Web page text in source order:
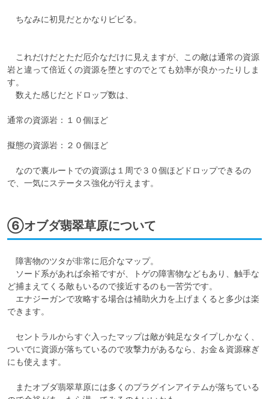
ちなみに初見だとかなりビビる。
これだけだとただ厄介なだけに見えますが、この敵は通常の資源
岩と違って倍近くの資源を堕とすのでとても効率が良かったりしま
す。
数えた感じだとドロップ数は、
通常の資源岩：１０個ほど
擬態の資源岩：２０個ほど
なので裏ルートでの資源は１周で３０個ほどドロップできるの
⑥オブダ翡翠草原について
障害物のツタが非常に厄介なマップ。
ソード系があれば余裕ですが、トゲの障害物などもあり、触手な
ど捕まえてくる敵もいるので接近するのも一苦労です。
エナジーガンで攻略する場合は補助火力を上げまくると多少は楽
できます。
セントラルからすぐ入ったマップは敵が鈍足なタイプしかなく、
ついでに資源が落ちているので攻撃力があるなら、お金＆資源稼ぎ
にも使えます。
またオブダ翡翠草原には多くのプラグインアイテムが落ちている